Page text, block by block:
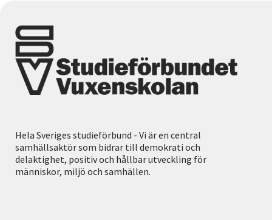
Hela Sveriges studieförbund - Vi är en central
samhällsaktör som bidrar till demokrati och
delaktighet, positiv och hållbar utveckling för
människor, miljö och samhällen.